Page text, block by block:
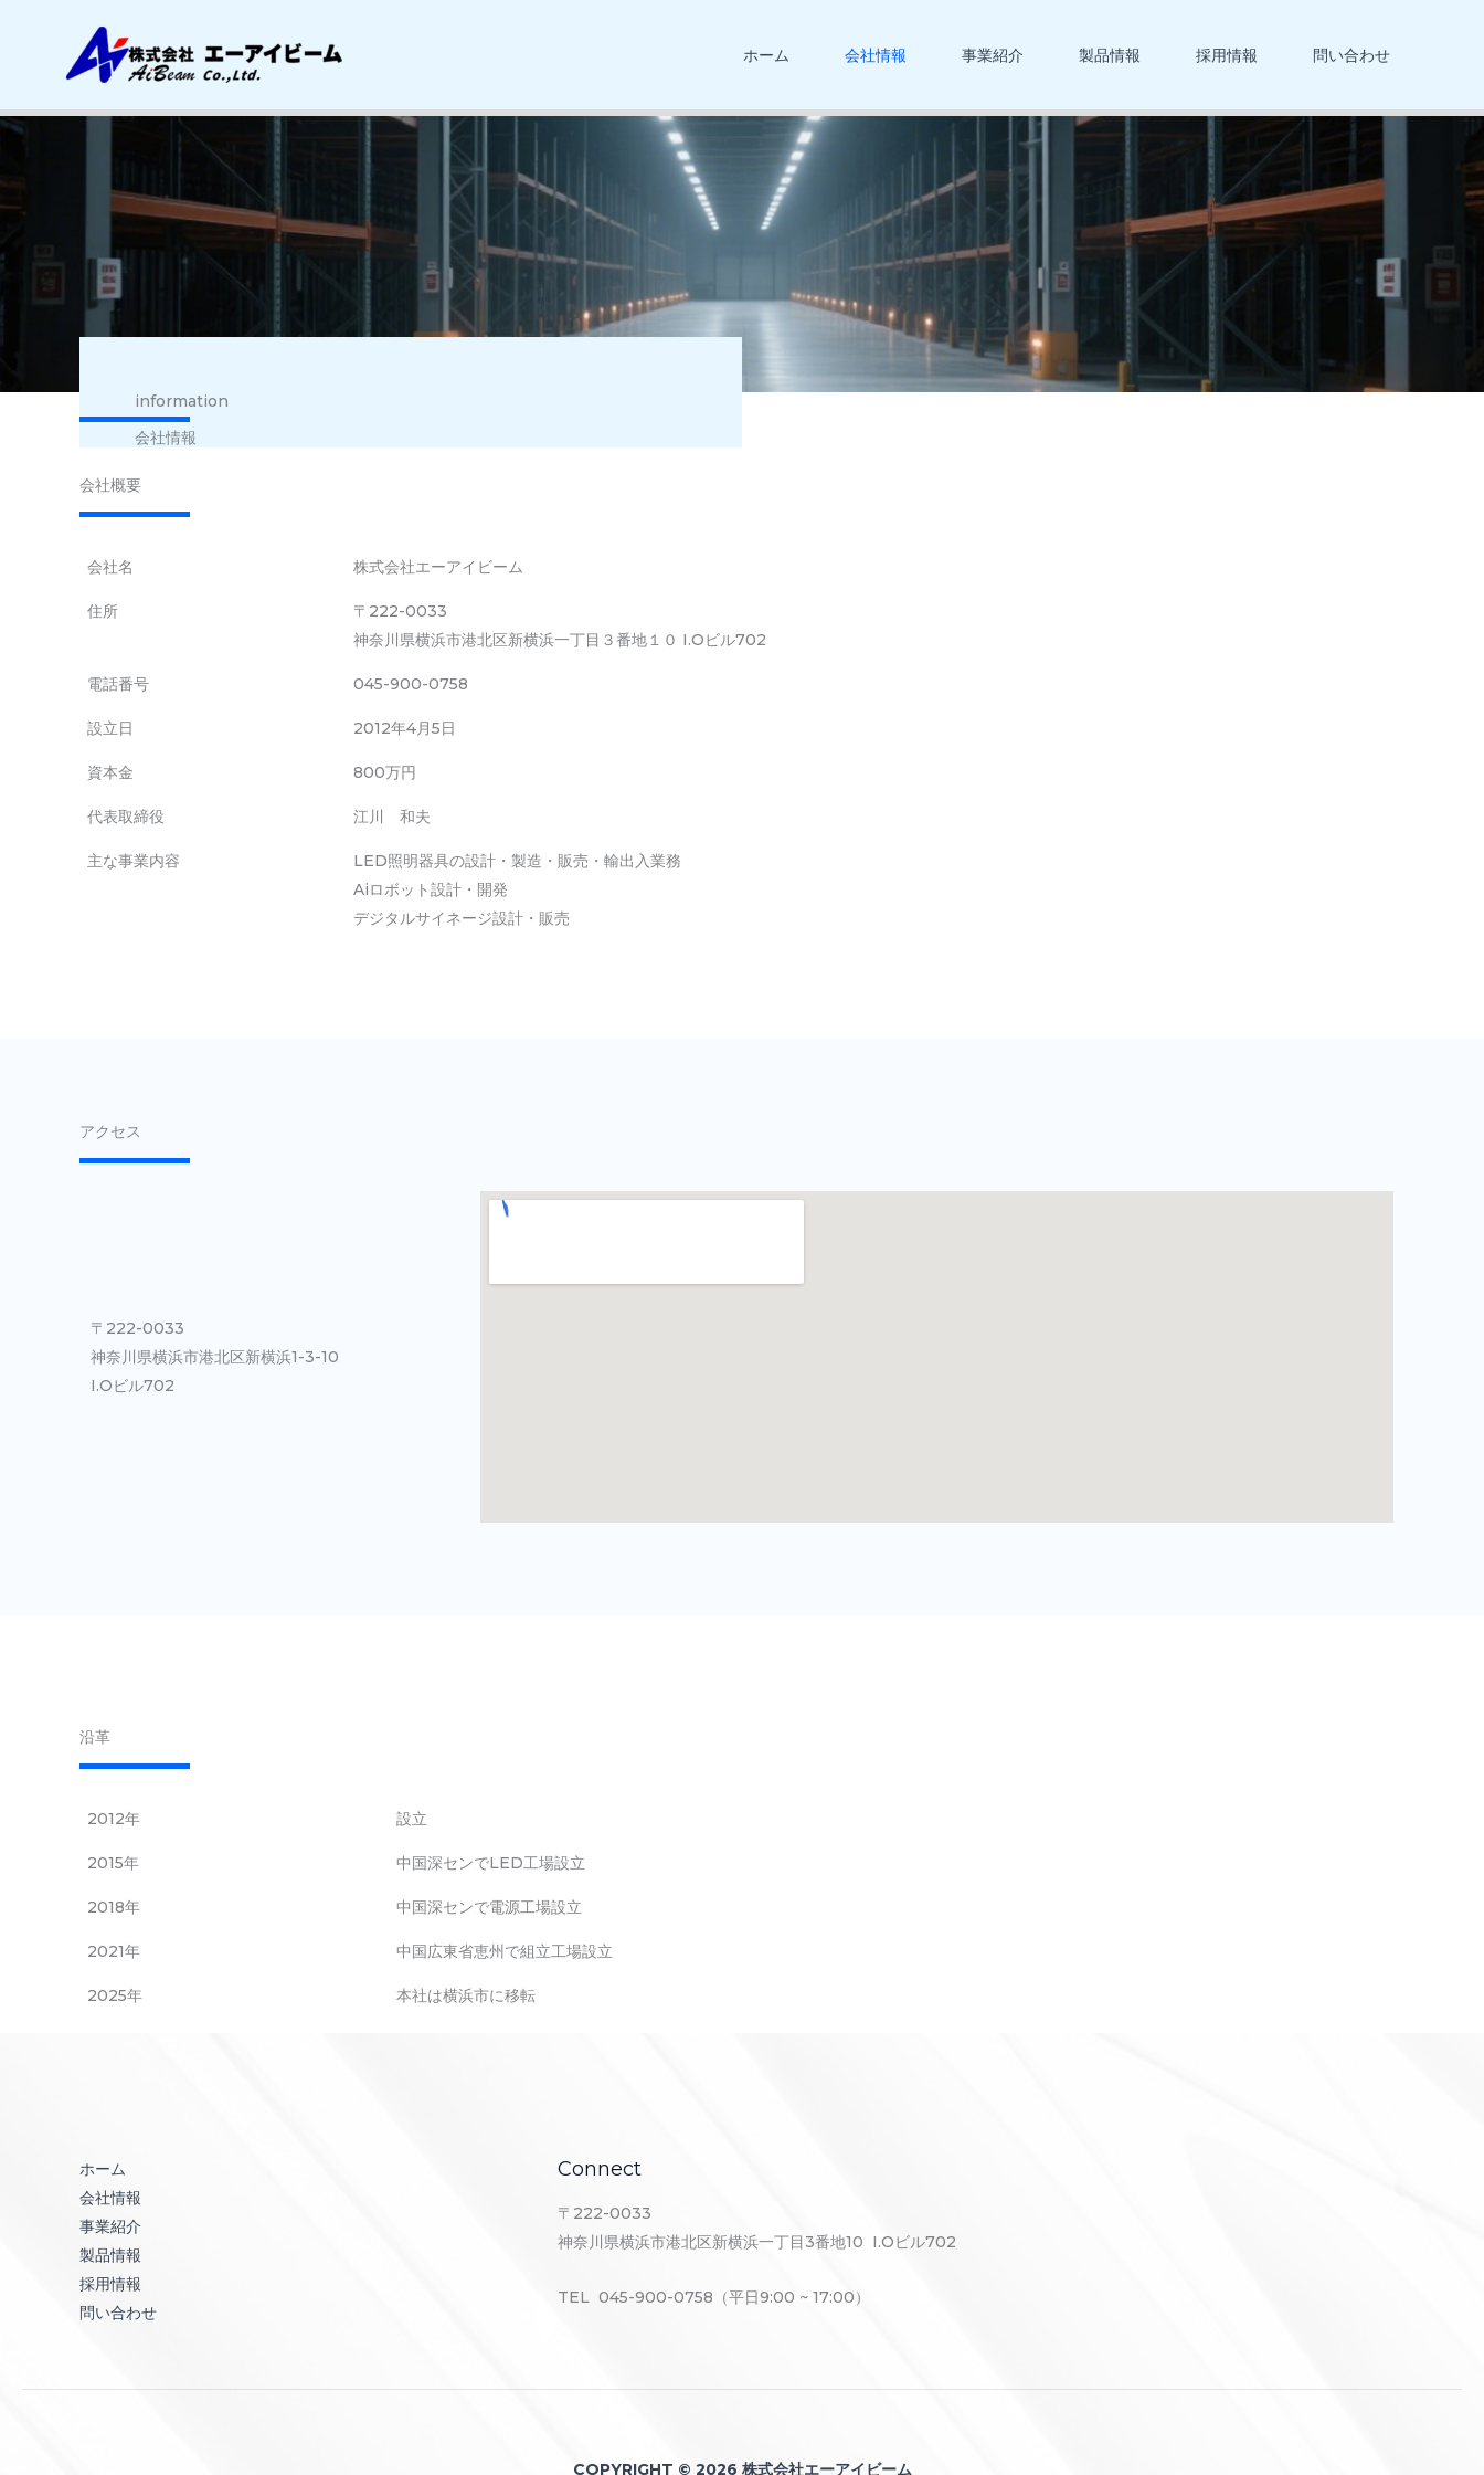
キ
ホーム 会社情報 事業紹介 製品情報 採用情報 問い合わせ
information
会社情報
会社概要
会社名 株式会社エーアイビーム
住所
〒222-0033
神奈川県横浜市港北区新横浜一丁目３番地１０ I.Oビル702
電話番号 045-900-0758
設立日 2012年4月5日
資本金 800万円
代表取締役 江川 和夫
主な事業内容
LED照明器具の設計・製造・販売・輸出入業務
Aiロボット設計・開発
デジタルサイネージ設計・販売
アクセス
〒222-0033
神奈川県横浜市港北区新横浜1-3-10
I.Oビル702
沿革
2012年 設立
2015年 中国深センでLED工場設立
2018年 中国深センで電源工場設立
2021年 中国広東省恵州で組立工場設立
2025年 本社は横浜市に移転
ホーム
会社情報
事業紹介
製品情報
採用情報
問い合わせ
Connect
〒222-0033
神奈川県横浜市港北区新横浜一丁目3番地10 I.Oビル702
TEL 045-900-0758（平日9:00 ~ 17:00）
COPYRIGHT © 2026 株式会社エーアイビーム